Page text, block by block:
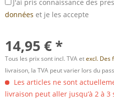
J'ai pris connaissance des
données et je les accepte
14,95 € *
Tous les prix sont incl. TVA etexcl. Des
livraison, la TVA peut varier lors du
Les articles ne sont
livraison peut aller jusqu’à 2 à 3